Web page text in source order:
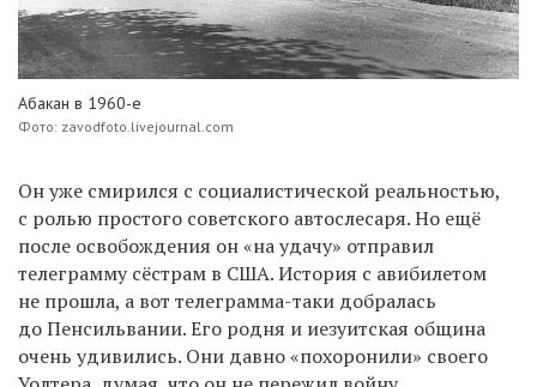
Абакан в 1960-е
Фото: zavodfoto.livejournal.com
Он уже смирился с социалистической реальностью,
с ролью простого советского автослесаря. Но ещё
после освобождения он «на удачу» отправил
телеграмму сёстрам в США. История с авибилетом
не прошла, а вот телеграмма-таки добралась
до Пенсильвании. Его родня и иезуитская община
очень удивились. Они давно «похоронили» своего